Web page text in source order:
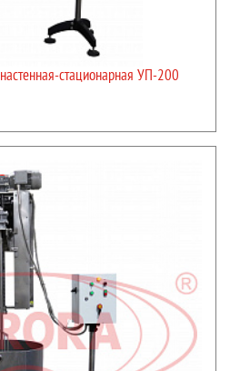
с гомогенизатором.
с электроприводом и ручной лебедкой.
легкость регулировки
и других параметров. При
рабочего пространства мы
внутри емкостей различного
для емкости диаметром 410 мм
для емкости диаметром 550 мм
от свойств продукта и требований,
перемешивания в условиях
потребности каждого Заказчика мы
стационарная УП-200